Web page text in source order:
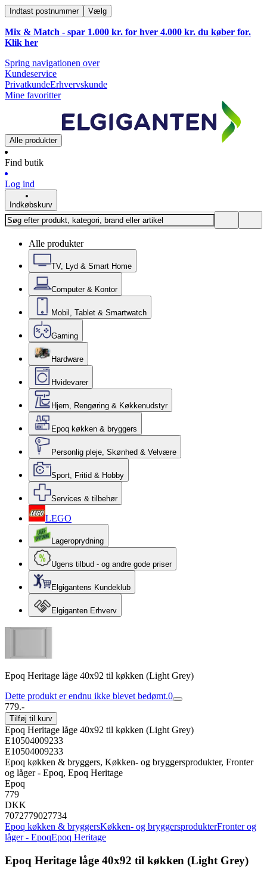
Indtast postnummer Vælg
Mix & Match - spar 1.000 kr. for hver 4.000 kr. du køber for.
Klik her
Spring navigationen over
Kundeservice
PrivatkundeErhvervskunde
Mine favoritter
Alle produkter
Find butik
Log ind
Indkøbskurv
Alle produkter
TV, Lyd & Smart Home
Computer & Kontor
Mobil, Tablet & Smartwatch
Gaming
Hardware
Hvidevarer
Hjem, Rengøring & Køkkenudstyr
Epoq køkken & bryggers
Personlig pleje, Skønhed & Velvære
Sport, Fritid & Hobby
Services & tilbehør
LEGO
Lageroprydning
Ugens tilbud - og andre gode priser
Elgigantens Kundeklub
Elgiganten Erhverv
Epoq Heritage låge 40x92 til køkken (Light Grey)
Dette produkt er endnu ikke blevet bedømt.0
779.-
Tilføj til kurv
Epoq Heritage låge 40x92 til køkken (Light Grey)
E10504009233
E10504009233
Epoq køkken & bryggers, Køkken- og bryggersprodukter, Fronter
og låger - Epoq, Epoq Heritage
Epoq
779
DKK
7072779027734
Epoq køkken & bryggersKøkken- og bryggersprodukterFronter og
låger - EpoqEpoq Heritage
Epoq Heritage låge 40x92 til køkken (Light Grey)